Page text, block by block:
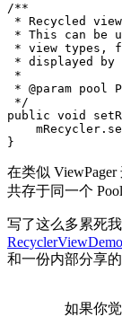
/**
* Recycled
* This can be
* view types,
* displayed by
*
* @param
*/
public void
mRecycler .
}
在类似
共存于同一个 Pool
写了这么多累死
RecyclerViewDemo
和一份内部分享的
如果你